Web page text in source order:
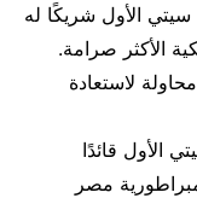
الأول شريكًا له
الأكثر صرامة.
لاستعادة
الأول قائدًا
مصر